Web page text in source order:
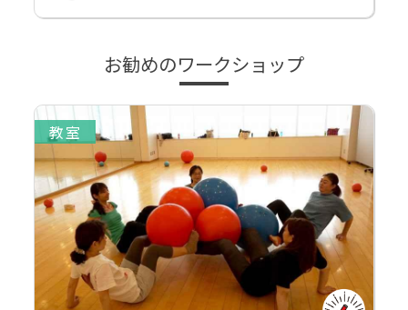
お勧めのワークショップ
教室